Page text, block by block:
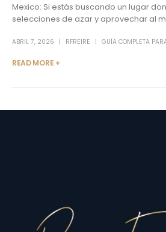
Mexico: Si estás buscando un lugar
selecciones de azar y aprovechar al
ABRIL 7, 2026 RFREIRE GUÍA COMPLETA
READ MORE +